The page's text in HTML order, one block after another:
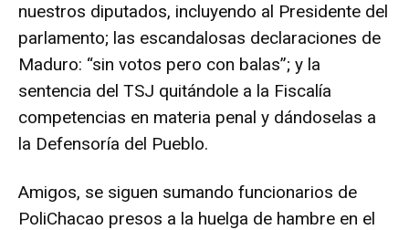
nuestros diputados, incluyendo al Presidente del
parlamento; las escandalosas declaraciones de
Maduro: “sin votos pero con balas”; y la
sentencia del TSJ quitándole a la Fiscalía
competencias en materia penal y dándoselas a
la Defensoría del Pueblo.
Amigos, se siguen sumando funcionarios de
PoliChacao presos a la huelga de hambre en el